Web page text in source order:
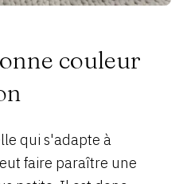
couleur
qui s'adapte à
faire paraître une